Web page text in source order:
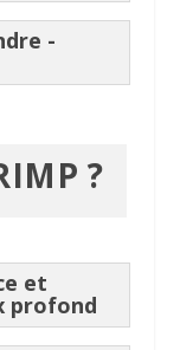
-
?
et
profond